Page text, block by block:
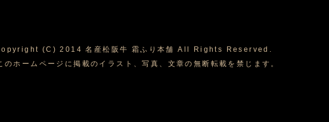
(C) 2014 名産松阪牛 霜ふり本舗 All Rights Reserved.
ホームページに掲載のイラスト、写真、文章の無断転載を禁じます。